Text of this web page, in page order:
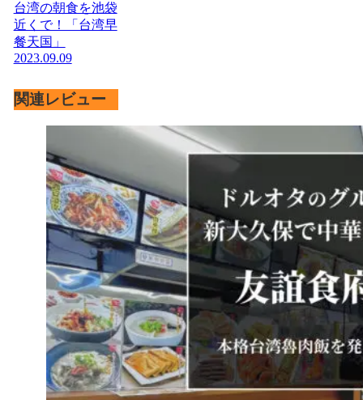
台湾の朝食を池袋
近くで！「台湾早
餐天国」
2023.09.09
関連レビュー